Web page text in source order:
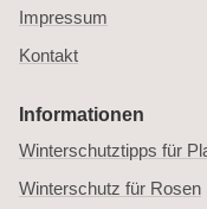
Impressum
Kontakt
Informationen
Winterschutztipps für
Winterschutz für Rosen